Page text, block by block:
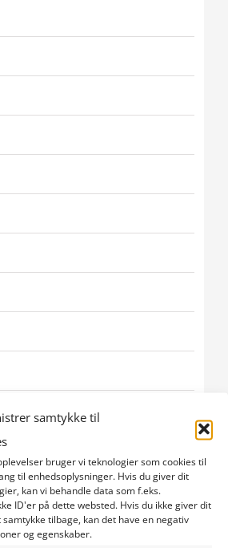
samtykke til
bruger vi teknologier som cookies til
til enhedsoplysninger. Hvis du giver dit
kan vi behandle data som f.eks.
ID'er på dette websted. Hvis du ikke giver dit
tilbage, kan det have en negativ
og egenskaber.